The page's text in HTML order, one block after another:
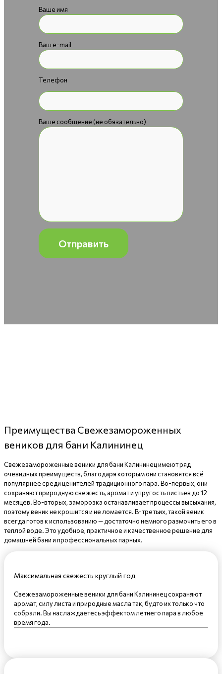
Ваше имя
Ваш e-mail
Телефон
Ваше сообщение (не обязательно)
Преимущества Свежезамороженных
веников для бани Калининец
Свежезамороженные веники для бани Калининец имеют ряд
очевидных преимуществ, благодаря которым они становятся всё
популярнее среди ценителей традиционного пара. Во-первых, они
сохраняют природную свежесть, аромат и упругость листьев до 12
месяцев. Во-вторых, заморозка останавливает процессы высыхания,
поэтому веник не крошится и не ломается. В-третьих, такой веник
всегда готов к использованию — достаточно немного размочить его в
теплой воде. Это удобное, практичное и качественное решение для
домашней бани и профессиональных парных.
Максимальная свежесть круглый год
Свежезамороженные веники для бани Калининец сохраняют
аромат, силу листа и природные масла так, будто их только что
собрали. Вы наслаждаетесь эффектом летнего пара в любое
время года.